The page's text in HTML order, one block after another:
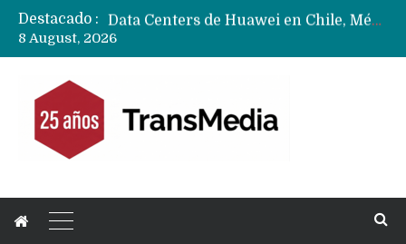
Destacado :
Data Centers de Huawei en Chile, México, Brasil,Perú y Argentina podrían verse afectados por arremetida de EE.UU
8 August, 2026